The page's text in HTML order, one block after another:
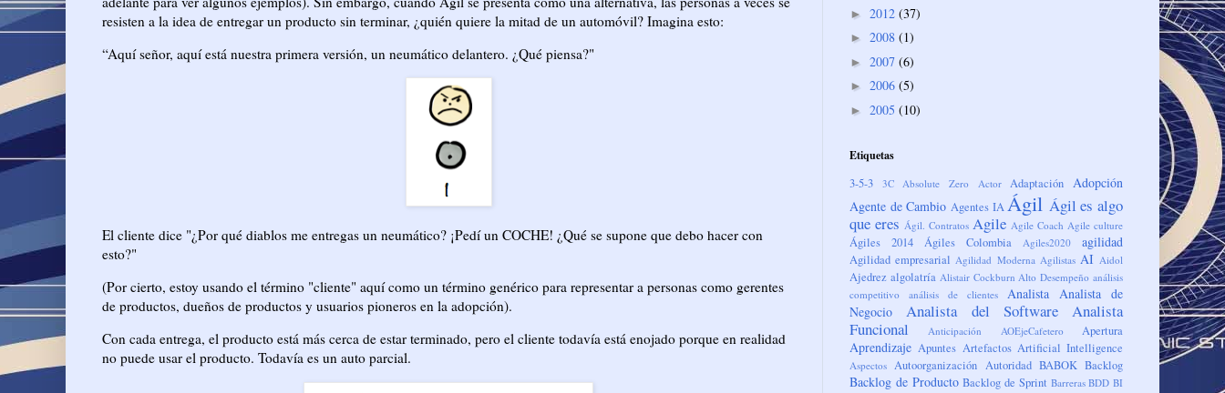
resisten a la idea de entregar un producto sin terminar, ¿quién quiere la mitad de un automóvil? Imagina esto:
“Aquí señor, aquí está nuestra primera versión, un neumático delantero. ¿Qué piensa?"
El cliente dice "¿Por qué diablos me entregas un neumático? ¡Pedí un COCHE! ¿Qué se supone que debo hacer con
esto?"
(Por cierto, estoy usando el término "cliente" aquí como un término genérico para representar a personas como gerentes
de productos, dueños de productos y usuarios pioneros en la adopción).
Con cada entrega, el producto está más cerca de estar terminado, pero el cliente todavía está enojado porque en realidad
no puede usar el producto. Todavía es un auto parcial.
► 2012 (37)
► 2008 (1)
► 2007 (6)
► 2006 (5)
► 2005 (10)
Etiquetas
3-5-3
3C Absolute Zero Actor Adaptación Adopción
Agente de Cambio Agentes IA Ágil Ágil es algo
que eres Ágil. Contratos Agile Agile Coach Agile culture
Ágiles 2014 Ágiles Colombia Agiles2020 agilidad
Agilidad empresarial Agilidad Moderna Agilistas AI Aidol
Ajedrez algolatría Alistair Cockburn Alto Desempeño análisis
competitivo
análisis de clientes Analista Analista de
Negocio
Analista del Software
Analista
Funcional
Anticipación AOEjeCafetero Apertura
Aprendizaje Apuntes Artefactos Artificial Intelligence
Aspectos Autoorganización Autoridad BABOK Backlog
Backlog de Producto Backlog de Sprint Barreras BDD BI